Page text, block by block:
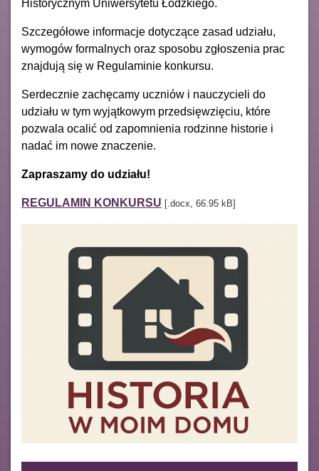
Historycznym Uniwersytetu Łódzkiego.
Szczegółowe informacje dotyczące zasad udziału,
wymogów formalnych oraz sposobu zgłoszenia prac
znajdują się w Regulaminie konkursu.
Serdecznie zachęcamy uczniów i nauczycieli do
udziału w tym wyjątkowym przedsięwzięciu, które
pozwala ocalić od zapomnienia rodzinne historie i
nadać im nowe znaczenie.
Zapraszamy do udziału!
REGULAMIN KONKURSU [.docx, 66.95 kB]